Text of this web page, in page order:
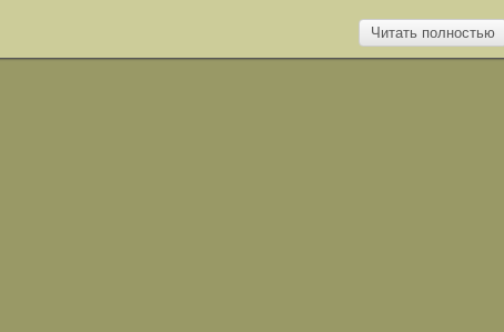
Читать полностью